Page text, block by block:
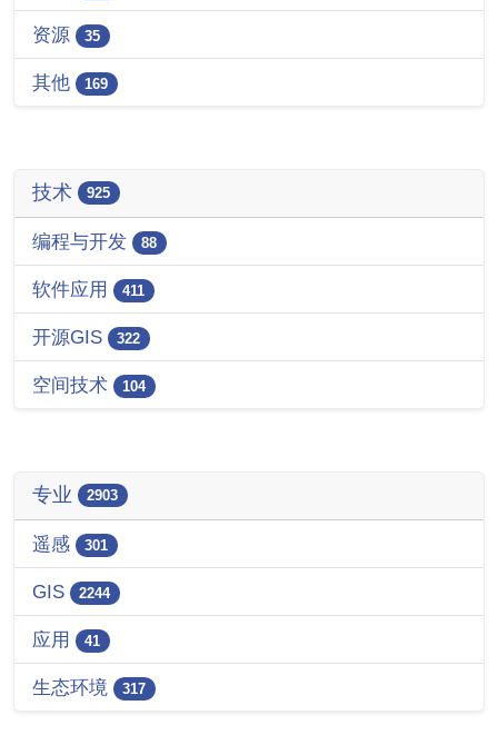
资源 35
其他 169
技术 925
编程与开发 88
软件应用 411
开源GIS 322
空间技术 104
专业 2903
遥感 301
GIS 2244
应用 41
生态环境 317